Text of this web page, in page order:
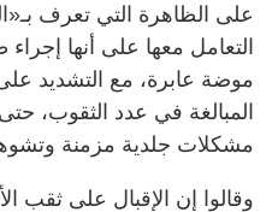
على الظاهرة التي تعرف
التعامل معها على أنها
موضة عابرة، مع التشديد
المبالغة في عدد الثقوب،
مشكلات جلدية مزمنة
وقالوا إن الإقبال على ثقب